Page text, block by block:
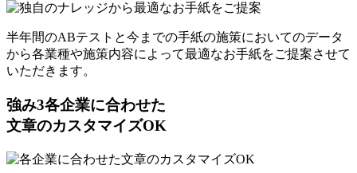
半年間のABテストと今までの手紙の施策においてのデータ
から各業種や施策内容によって最適なお手紙をご提案させて
いただきます。
強み3各企業に合わせた
文章のカスタマイズOK